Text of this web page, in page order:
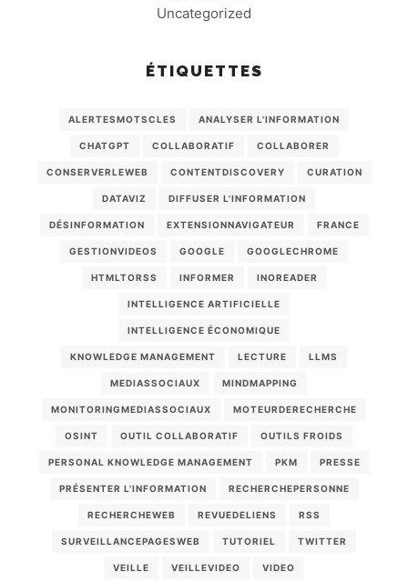
Uncategorized
ÉTIQUETTES
ALERTESMOTSCLES ANALYSER L'INFORMATION
CHATGPT COLLABORATIF COLLABORER
CONSERVERLEWEB CONTENTDISCOVERY CURATION
DATAVIZ DIFFUSER L'INFORMATION
DÉSINFORMATION EXTENSIONNAVIGATEUR FRANCE
GESTIONVIDEOS GOOGLE GOOGLECHROME
HTMLTORSS INFORMER INOREADER
INTELLIGENCE ARTIFICIELLE
INTELLIGENCE ÉCONOMIQUE
KNOWLEDGE MANAGEMENT LECTURE LLMS
MEDIASSOCIAUX MINDMAPPING
MONITORINGMEDIASSOCIAUX MOTEURDERECHERCHE
OSINT OUTIL COLLABORATIF OUTILS FROIDS
PERSONAL KNOWLEDGE MANAGEMENT PKM PRESSE
PRÉSENTER L'INFORMATION RECHERCHEPERSONNE
RECHERCHEWEB REVUEDELIENS RSS
SURVEILLANCEPAGESWEB TUTORIEL TWITTER
VEILLE VEILLEVIDEO VIDEO